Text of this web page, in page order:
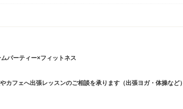
パーティー×フィットネス
カフェへ出張レッスンのご相談を承ります（出張ヨガ・体操など）